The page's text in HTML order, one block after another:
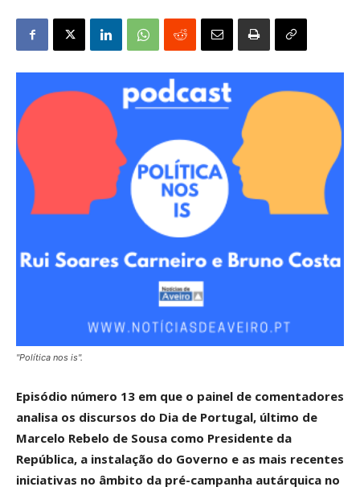
"Política nos is".
Episódio número 13 em que o painel de comentadores
analisa os discursos do Dia de Portugal, último de
Marcelo Rebelo de Sousa como Presidente da
República, a instalação do Governo e as mais recentes
iniciativas no âmbito da pré-campanha autárquica no